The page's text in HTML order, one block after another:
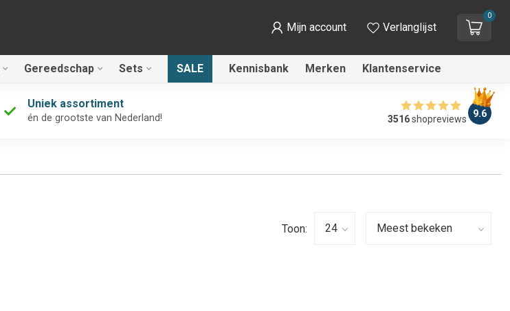
Mijn account Verlanglijst
0
Gereedschap Sets SALE Kennisbank Merken Klantenservice
Uniek assortiment
én de grootste van Nederland! 3516shopreviews 9.6
Toon: